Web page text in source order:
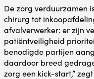
De zorg verduurzamen
chirurg tot
afvalverwerker: er zijn
patiëntveiligheid
benodigde partijen
daardoor breed
zorg een kick-start,” zegt